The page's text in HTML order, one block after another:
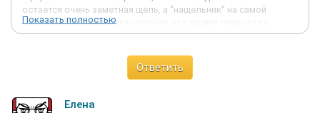
остается очень заметная щель, а "нащельник" на самой
столешнице имеет острые грани, что может привести к
травме. Т. е., после оплаты всех услуг Вы получаете кучу
дополнительные вложения (очень немалые) и кучу
издевательских отговорок типа: "надо было более
входит в наши обязанности, все сделано в соответствии с
Показать полностью
Ответить
Елена